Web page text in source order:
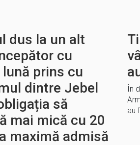
dus la un alt
cu
prins cu
dintre Jebel
să
mai mică cu 20
maximă admisă
În
au